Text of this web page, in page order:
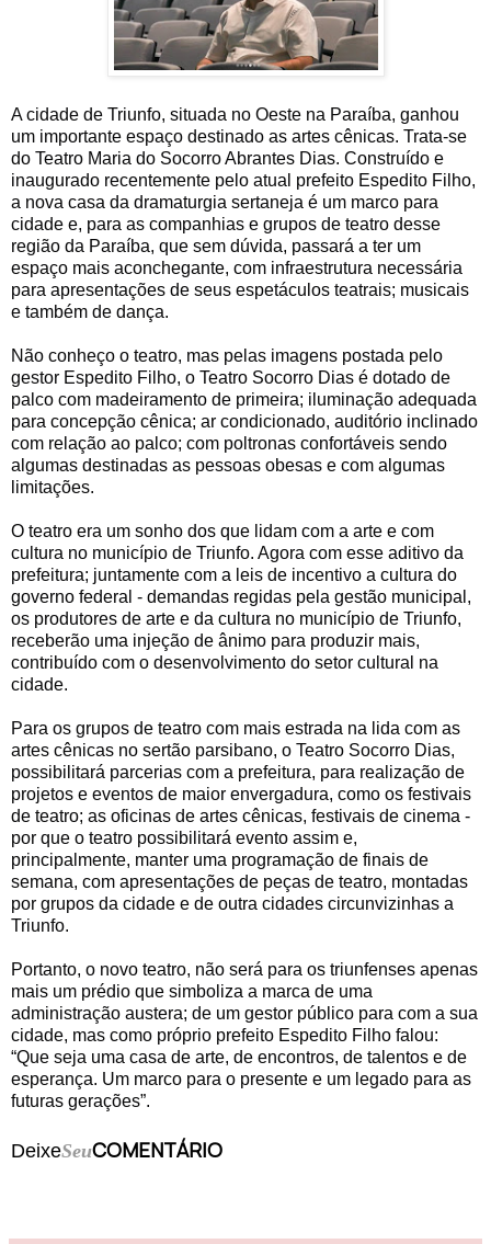
Acidade de Triunfo, situada no Oeste na Paraíba, ganhou
um importante espaço destinado as artes cênicas. Trata-se
do Teatro Maria do Socorro Abrantes Dias. Construído e
inaugurado recentemente pelo atual prefeito Espedito Filho,
a nova casa da dramaturgia sertaneja é um marco para
cidade e, para as companhias e grupos de teatro desse
região da Paraíba, que sem dúvida, passará a ter um
espaço mais aconchegante, com infraestrutura necessária
para apresentações de seus espetáculos teatrais; musicais
e também de dança.
Não conheço o teatro, mas pelas imagens postada pelo
gestor Espedito Filho, o Teatro Socorro Dias é dotado de
palco com madeiramento de primeira; iluminação adequada
para concepção cênica; ar condicionado, auditório inclinado
com relação ao palco; com poltronas confortáveis sendo
algumas destinadas as pessoas obesas e com algumas
limitações.
O teatro era um sonho dos que lidam com a arte e com
cultura no município de Triunfo. Agora com esse aditivo da
prefeitura; juntamente com a leis de incentivo a cultura do
governo federal - demandas regidas pela gestão municipal,
os produtores de arte e da cultura no município de Triunfo,
receberão uma injeção de ânimo para produzir mais,
contribuído com o desenvolvimento do setor cultural na
cidade.
Para os grupos de teatro com mais estrada na lida com as
artes cênicas no sertão parsibano, o Teatro Socorro Dias,
possibilitará parcerias com a prefeitura, para realização de
projetos e eventos de maior envergadura, como os festivais
de teatro; as oficinas de artes cênicas, festivais de cinema -
por que o teatro possibilitará evento assim e,
principalmente, manter uma programação de finais de
semana, com apresentações de peças de teatro, montadas
por grupos da cidade e de outra cidades circunvizinhas a
Triunfo.
Portanto, o novo teatro, não será para os triunfenses apenas
mais um prédio que simboliza a marca de uma
administração austera; de um gestor público para com a sua
cidade, mas como próprio prefeito Espedito Filho falou:
“Que seja uma casa de arte, de encontros, de talentos e de
esperança. Um marco para o presente e um legado para as
futuras gerações”.
DeixeSeuCOMENTÁRIO